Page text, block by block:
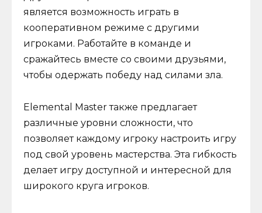
является возможность играть в
кооперативном режиме с другими
игроками. Работайте в команде и
сражайтесь вместе со своими друзьями,
чтобы одержать победу над силами зла.
Elemental Master также предлагает
различные уровни сложности, что
позволяет каждому игроку настроить игру
под свой уровень мастерства. Эта гибкость
делает игру доступной и интересной для
широкого круга игроков.